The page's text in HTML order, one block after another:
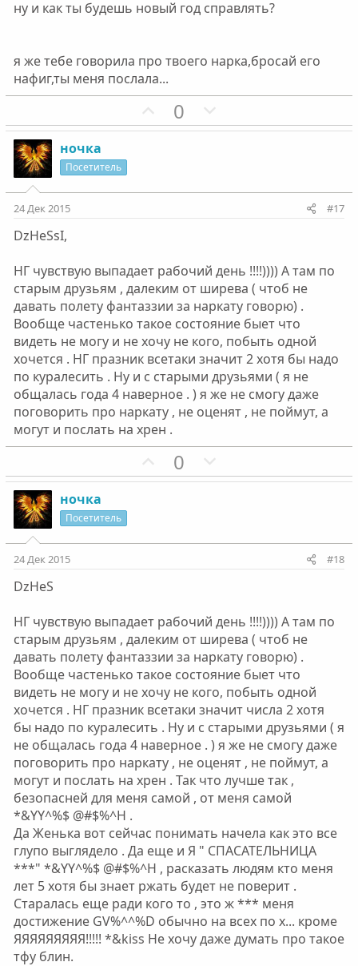
ну и как ты будешь новый год справлять?
я же тебе говорила про твоего нарка,бросай его
нафиг,ты меня послала...
П
о
т
ы
й
г
о
л
о
с
0
е
т
ы
й
г
о
л
о
с
ночка
Посетитель
24 Дек 2015 #17
DzHeSsI,
НГ чувствую выпадает рабочий день !!!!)))) А там по
старым друзьям , далеким от ширева ( чтоб не
давать полету фантаззии за наркату говорю) .
Вообще частенько такое состояние быет что
видеть не могу и не хочу не кого, побыть одной
хочется . НГ празник всетаки значит 2 хотя бы надо
по куралесить . Ну и с старыми друзьями ( я не
общалась года 4 наверное . ) я же не смогу даже
поговорить про наркату , не оценят , не поймут, а
могут и послать на хрен .
П
о
т
ы
й
г
о
л
о
с
0
е
т
ы
й
г
о
л
о
с
ночка
Посетитель
24 Дек 2015 #18
DzHeS
НГ чувствую выпадает рабочий день !!!!)))) А там по
старым друзьям , далеким от ширева ( чтоб не
давать полету фантаззии за наркату говорю) .
Вообще частенько такое состояние быет что
видеть не могу и не хочу не кого, побыть одной
хочется . НГ празник всетаки значит числа 2 хотя
бы надо по куралесить . Ну и с старыми друзьями ( я
не общалась года 4 наверное . ) я же не смогу даже
поговорить про наркату , не оценят , не поймут, а
могут и послать на хрен . Так что лучше так ,
безопасней для меня самой , от меня самой
*&YY^%$ @#$%^H .
Да Женька вот сейчас понимать начела как это все
глупо выглядело . Да еще и Я " СПАСАТЕЛЬНИЦА
***" *&YY^%$ @#$%^H , расказать людям кто меня
лет 5 хотя бы знает ржать будет не поверит .
Старалась еще ради кого то , это ж *** меня
достижение GV%^^%D обычно на всех по х... кроме
ЯЯЯЯЯЯЯЯЯ!!!!! *&kiss Не хочу даже думать про такое
тфу блин.